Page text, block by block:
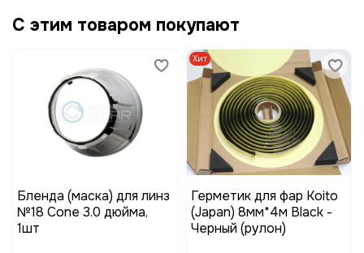
С этим товаром покупают
Бленда (маска) для линз
№18 Cone 3.0 дюйма,
1шт
Хит
Герметик для фар Koito
(Japan) 8мм*4м Black -
Черный (рулон)